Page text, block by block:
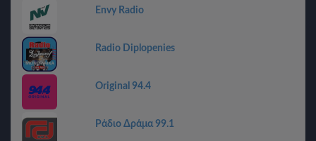
Envy Radio
Radio Diplopenies
Original 94.4
Ράδιο Δράμα 99.1